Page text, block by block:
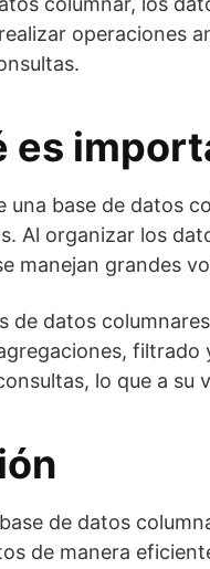
operaciones
es
una base de datos
Al organizar los
manejan grandes
de datos
lo que a
de datos
de manera